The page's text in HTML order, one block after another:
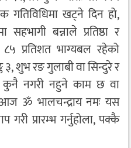
गतिविधिमा खट्ने दिन हो,
बन्नाले प्रतिष्ठा र
प्रतिशत भाग्यबल रहेको
शुभ रङ गुलाबी वा सिन्दुरे र
कुनै नगरी नहुने काम छ वा
ॐ भालचन्द्राय नमः यस
गरी प्रारम्भ गर्नुहोला, पक्कै